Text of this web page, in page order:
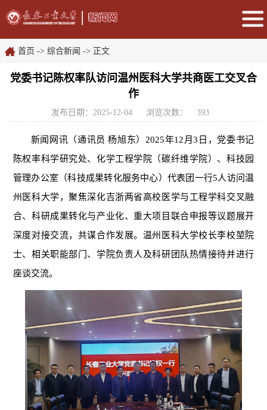
首页 -> 综合新闻 -> 正文
党委书记陈权率队访问温州医科大学共商医工交叉合
作
发布日期：2025-12-04 浏览次数： 393
新闻网讯（通讯员杨旭东） 2025年12月3日，党委书记
陈权率科学研究处、化学工程学院（碳纤维学院）、科技园
管理办公室（科技成果转化服务中心）代表团一行5人访问温
州医科大学，聚焦深化吉浙两省高校医学与工程学科交叉融
合、科研成果转化与产业化、重大项目联合申报等议题展开
深度对接交流，共谋合作发展。温州医科大学校长李校堃院
士、相关职能部门、学院负责人及科研团队热情接待并进行
座谈交流。